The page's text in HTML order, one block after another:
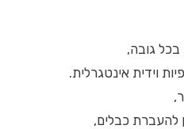
בכל גובה,
להעברת כבלים,